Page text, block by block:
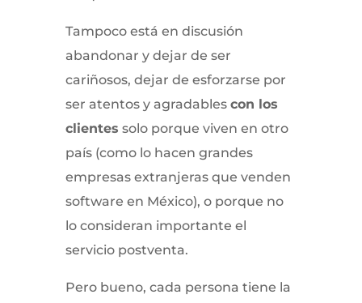
Tampoco está en discusión
abandonar y dejar de ser
cariñosos, dejar de esforzarse por
ser atentos y agradables con los
clientes solo porque viven en otro
país (como lo hacen grandes
empresas extranjeras que venden
software en México), o porque no
lo consideran importante el
servicio postventa.
Pero bueno, cada persona tiene la